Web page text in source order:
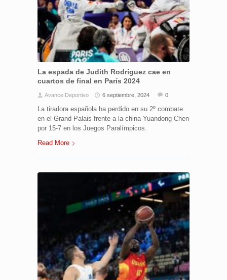
La espada de Judith Rodríguez cae en
cuartos de final en París 2024
Avance Deportivo 6 septiembre, 2024 0
La tiradora española ha perdido en su 2º combate
en el Grand Palais frente a la china Yuandong Chen
por 15-7 en los Juegos Paralímpicos.
Read More